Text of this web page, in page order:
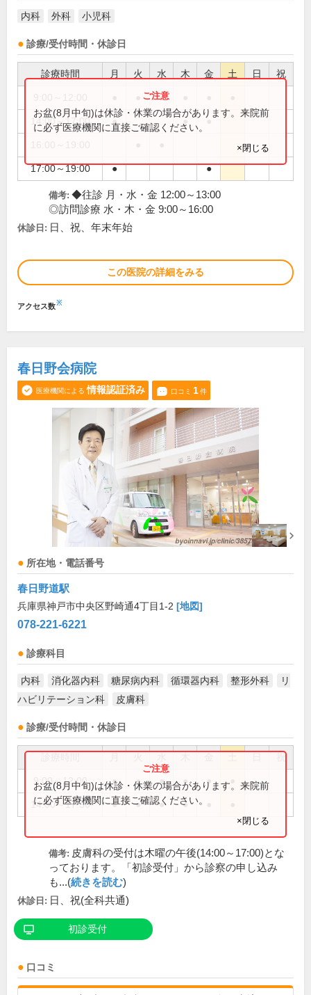
内科 外科 小児科
診療/受付時間・休診日
診療時間 月 火 水 木 金 土 日 祝
●
14:00～17:00 ● ● ●
17:00～19:00 ● ●
お盆(8月中旬)は休診・休業の場合があります。来院前
に必ず医療機関に直接ご確認ください。
×閉じる
備考: ◆往診 月・水・金 12:00～13:00
◎訪問診療 水・木・金 9:00～16:00
休診日: 日、祝、年末年始
この医院の詳細をみる
アクセス数※
春日野会病院
医療機関による 情報認証済み 口コミ 1件
所在地・電話番号
春日野道駅
兵庫県神戸市中央区野崎通4丁目1-2 [地図]
078-221-6221
診療科目
内科 消化器内科 糖尿病内科 循環器内科 整形外科
リ
ハビリテーション科
皮膚科
診療/受付時間・休診日
祝
9:00～12:00 ● ● ● ● ●
14:00～17:30 ● ● ● ●
お盆(8月中旬)は休診・休業の場合があります。来院前
に必ず医療機関に直接ご確認ください。
×閉じる
備考: 皮膚科の受付は木曜の午後(14:00～17:00)とな
っております。「初診受付」から診察の申し込み
も...(続きを読む)
休診日: 日、祝(全科共通)
初診受付
口コミ